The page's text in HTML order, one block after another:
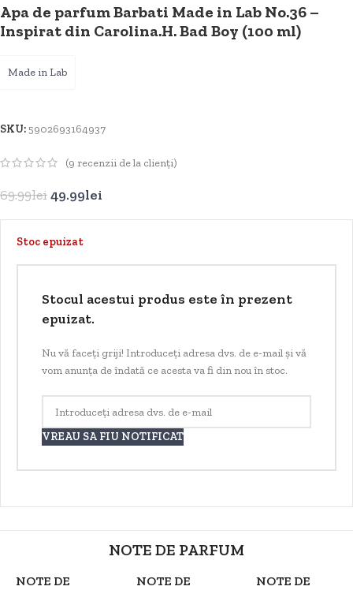
Apa de parfum Barbati Made in Lab No.36 –
Inspirat din Carolina.H. Bad Boy (100 ml)
Made in Lab
SKU: 5902693164937
(9 recenzii de la clienți)
69.99lei49.99lei
Stoc epuizat
Stocul acestui produs este în prezent
epuizat.
Nu vă faceți griji! Introduceți adresa dvs. de e-mail și vă
vom anunța de îndată ce acesta va fi din nou în stoc.
VREAU SA FIU NOTIFICAT
NOTE DE PARFUM
NOTE DE
NOTE DE
NOTE DE